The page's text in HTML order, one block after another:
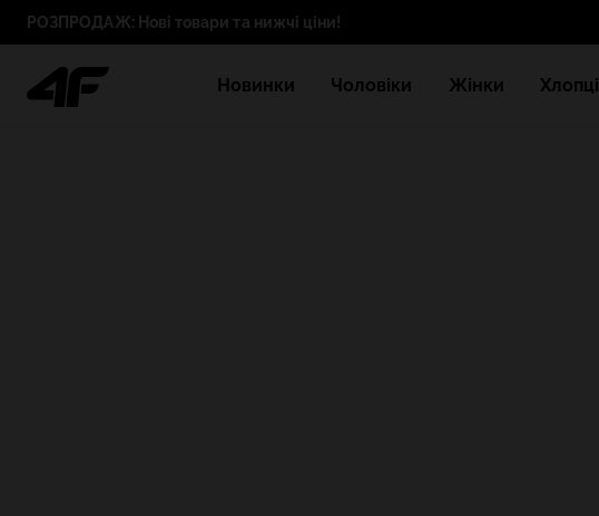
РОЗПРОДАЖ: Нові товари та нижчі ціни!
Новинки Чоловіки Жінки Хлопці